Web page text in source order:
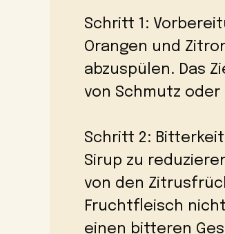
Schritt 1:
Orangen und
abzuspülen. Das
von Schmutz oder
Schritt 2:
Sirup zu
von den
Fruchtfleisch
einen bitteren